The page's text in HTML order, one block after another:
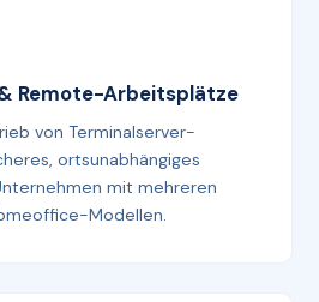
Remote-Arbeitsplätze
von Terminalserver-
ortsunabhängiges
mit mehreren
Modellen.